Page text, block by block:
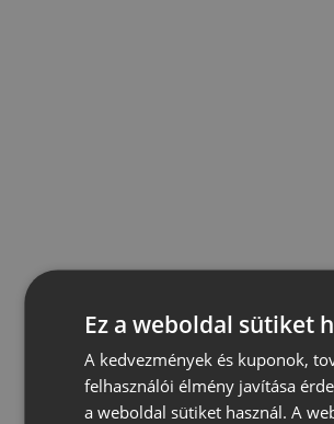
Ez a weboldal sütiket
A kedvezmények és kuponok,
felhasználói élmény javítása
a weboldal sütiket használ. A